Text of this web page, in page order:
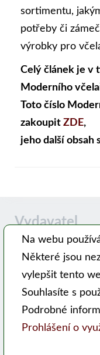
sortimentu,
potřeby či
výrobky pro
Celý článek je v
Moderního
Toto číslo
zakoupit ZDE,
jeho další obsah
Vydavatel
Časopis MODERNÍ
Pracovní společnost
Hlavní 99, 753 56
Kontakty
Na webu
Některé jsou
vylepšit tento
Souhlasíte s
Podrobné
Prohlášení o